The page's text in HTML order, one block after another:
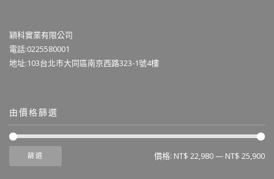
穎科實業有限公司
電話:0225580001
地址:103台北市大同區南京西路323-1號4樓
由價格篩選
篩選 價格: NT$ 22,980— NT$ 25,900